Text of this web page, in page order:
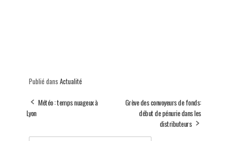
Publié dans Actualité
Météo : temps nuageux à
Lyon
Grève des convoyeurs de fonds:
début de pénurie dans les
distributeurs